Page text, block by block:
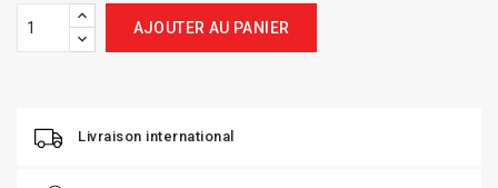
AJOUTER AU PANIER
Livraison international